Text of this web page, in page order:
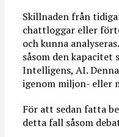
Skillnaden från
chattloggar eller
och kunna
såsom den
Intelligens, AI.
igenom miljon- eller
För att sedan fatta
detta fall såsom